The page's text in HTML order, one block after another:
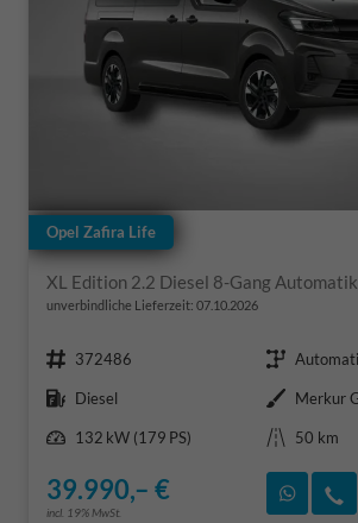
Opel Zafira Life
XL Edition 2.2 Diesel 8-Gang
unverbindliche Lieferzeit: 07.10.2026
Fahrzeugnr. 372486 Getriebe
Kraftstoff Diesel Außenfarbe Merkur
Leistung
132 kW (179 PS) Kilometerstand 50 km
39.990,– €
incl. 19% MwSt.